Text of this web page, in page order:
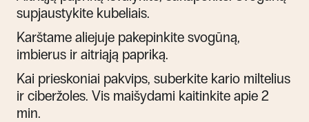
supjaustykite kubeliais.
Karštame aliejuje pakepinkite svogūną,
imbierus ir aitriąją papriką.
Kai prieskoniai pakvips, suberkite kario miltelius
ir ciberžoles. Vis maišydami kaitinkite apie 2
min.